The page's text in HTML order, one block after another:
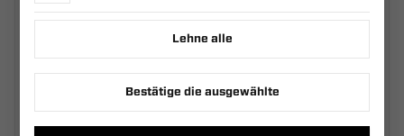
SEITENSTÜTZE PZ2 400 + HALTERUNG
100/120X40
293.511.00.02
Lehne alle
Bestätige die ausgewählte